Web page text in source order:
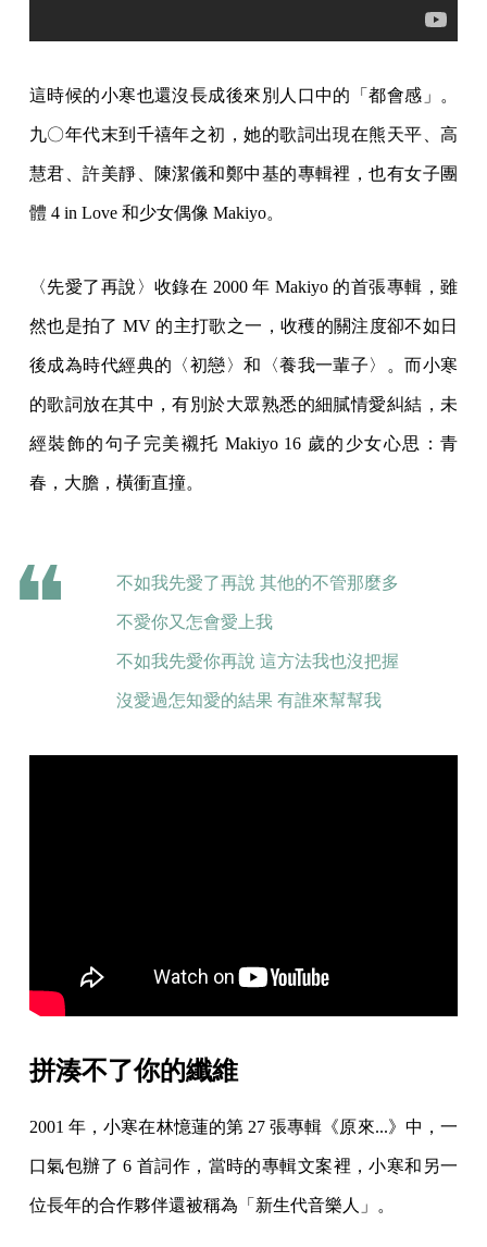
這時候的小寒也還沒長成後來別人口中的「都會感」。
九〇年代末到千禧年之初，她的歌詞出現在熊天平、高
慧君、許美靜、陳潔儀和鄭中基的專輯裡，也有女子團
體 4 in Love 和少女偶像 Makiyo。
〈先愛了再說〉收錄在 2000 年 Makiyo 的首張專輯，雖
然也是拍了 MV 的主打歌之一，收穫的關注度卻不如日
後成為時代經典的〈初戀〉和〈養我一輩子〉。而小寒
的歌詞放在其中，有別於大眾熟悉的細膩情愛糾結，未
經裝飾的句子完美襯托 Makiyo 16 歲的少女心思：青
春，大膽，橫衝直撞。
不如我先愛了再說 其他的不管那麼多
不愛你又怎會愛上我
不如我先愛你再說 這方法我也沒把握
沒愛過怎知愛的結果 有誰來幫幫我
拼湊不了你的纖維
2001 年，小寒在林憶蓮的第 27 張專輯《原來...》中，一
口氣包辦了 6 首詞作，當時的專輯文案裡，小寒和另一
位長年的合作夥伴還被稱為「新生代音樂人」。